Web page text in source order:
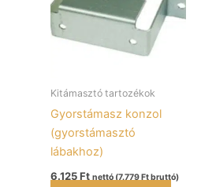
Kitámasztó tartozékok
Gyorstámasz konzol
(gyorstámasztó
lábakhoz)
6.125Ft nettó (7.779 Ftbruttó)